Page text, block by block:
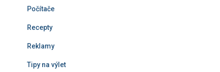
Počítače
Recepty
Reklamy
Tipy na výlet